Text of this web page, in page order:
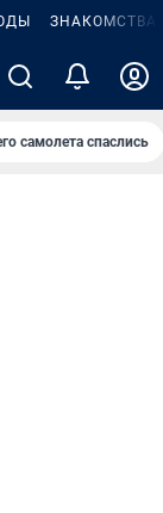
ЗНАКОМСТВА
самолета спаслись